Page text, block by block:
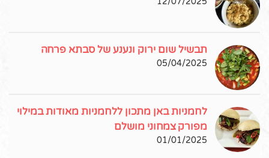
תבשיל שום ירוק ונענע של סבתא פרחה
05/04/2025
לחמניות באן מתכון ללחמניות מאודות במילוי
מפורק צמחוני מושלם
01/01/2025